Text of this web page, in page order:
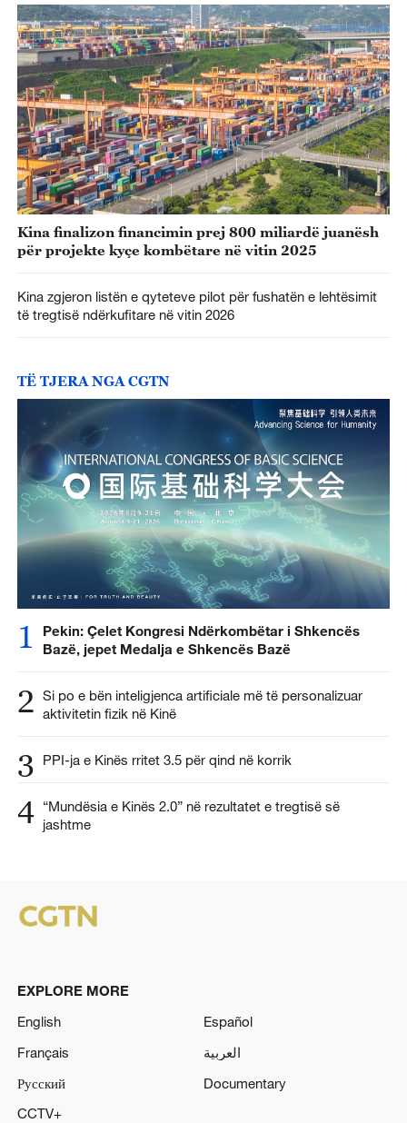
Kina finalizon financimin prej 800 miliardë juanësh
për projekte kyçe kombëtare në vitin 2025
Kina zgjeron listën e qyteteve pilot për fushatën e lehtësimit
të tregtisë ndërkufitare në vitin 2026
TË TJERA NGA CGTN
1
Pekin: Çelet Kongresi Ndërkombëtar i Shkencës
Bazë, jepet Medalja e Shkencës Bazë
2 Si po e bën inteligjenca artificiale më të personalizuar
aktivitetin fizik në Kinë
3 PPI-ja e Kinës rritet 3.5 për qind në korrik
4 “Mundësia e Kinës 2.0” në rezultatet e tregtisë së
jashtme
EXPLORE MORE
English
Español
Français
العربية
Русский
Documentary
CCTV+